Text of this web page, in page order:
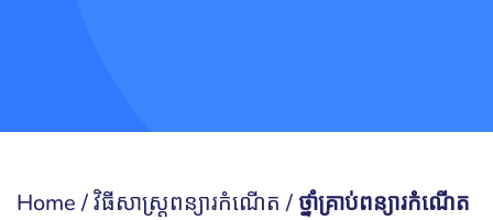
Home/វិធីសាស្រ្តពន្យារកំណើត / ថ្នាំគ្រាប់ពន្យារកំណើត